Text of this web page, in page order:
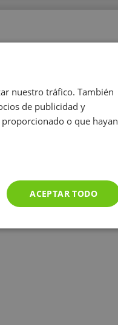
nuestro tráfico. También
de publicidad y
o que hayan
ACEPTAR TODO